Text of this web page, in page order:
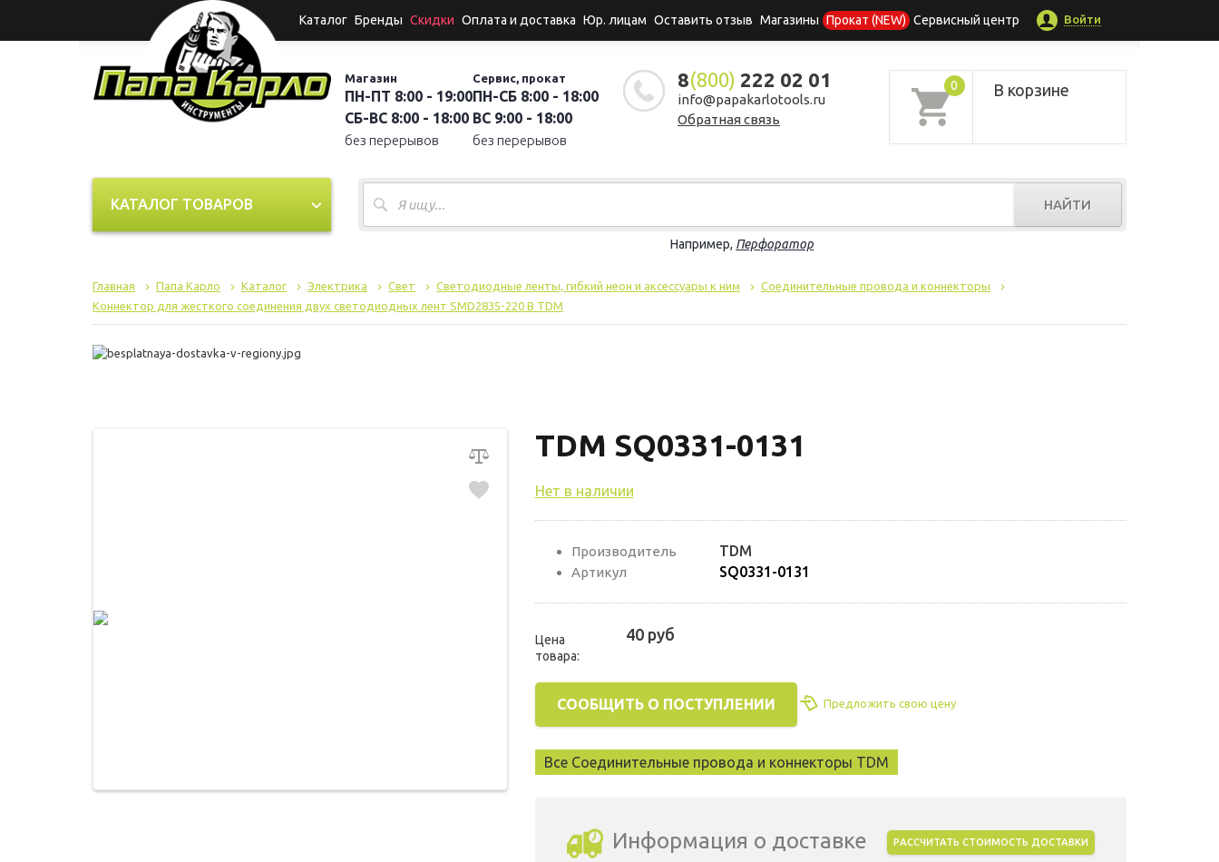
Каталог Бренды Скидки Оплата и доставка Юр. лицам Оставить отзыв Магазины Прокат (NEW) Сервисный центр Войти
Магазин
ПН-ПТ 8:00 - 19:00
СБ-ВС 8:00 - 18:00
без перерывов
Сервис, прокат
ПН-СБ 8:00 - 18:00
ВС 9:00 - 18:00
без перерывов
8(800) 222 02 01
info@papakarlotools.ru
Обратная связь
0 В корзине
НАЙТИ
Например, Перфоратор
КАТАЛОГ ТОВАРОВ
Главная Папа Карло Каталог Электрика Свет Светодиодные ленты, гибкий неон и аксессуары к ним
Соединительные провода и коннекторы
Коннектор для жесткого соединения двух светодиодных лент SMD2835-220 В TDM
TDM SQ0331-0131
Нет в наличии
Производитель TDM
Артикул SQ0331-0131
Цена
товара:
40 руб
СООБЩИТЬ О ПОСТУПЛЕНИИ Предложить свою цену
Все Соединительные провода и коннекторы TDM
Информация о доставке РАССЧИТАТЬ СТОИМОСТЬ ДОСТАВКИ